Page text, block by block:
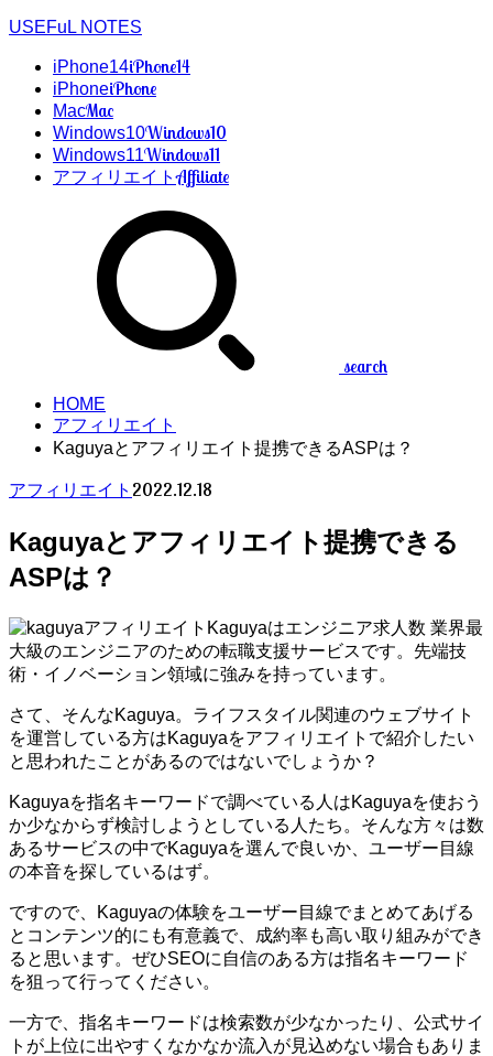
USEFuL NOTES
iPhone14iPhone14
iPhoneiPhone
MacMac
Windows10Windows10
Windows11Windows11
アフィリエイトAffiliate
search
HOME
アフィリエイト
Kaguyaとアフィリエイト提携できるASPは？
アフィリエイト 2022.12.18
Kaguyaとアフィリエイト提携できる
ASPは？
Kaguyaはエンジニア求人数 業界最
大級のエンジニアのための転職支援サービスです。先端技
術・イノベーション領域に強みを持っています。
さて、そんなKaguya。ライフスタイル関連のウェブサイト
を運営している方はKaguyaをアフィリエイトで紹介したい
と思われたことがあるのではないでしょうか？
Kaguyaを指名キーワードで調べている人はKaguyaを使おう
か少なからず検討しようとしている人たち。そんな方々は数
あるサービスの中でKaguyaを選んで良いか、ユーザー目線
の本音を探しているはず。
ですので、Kaguyaの体験をユーザー目線でまとめてあげる
とコンテンツ的にも有意義で、成約率も高い取り組みができ
ると思います。ぜひSEOに自信のある方は指名キーワード
を狙って行ってください。
一方で、指名キーワードは検索数が少なかったり、公式サイ
トが上位に出やすくなかなか流入が見込めない場合もありま